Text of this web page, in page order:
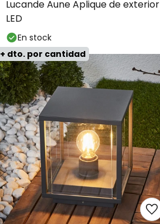
Lucande Aune Aplique de exterior
LED
En stock
+ dto. por cantidad